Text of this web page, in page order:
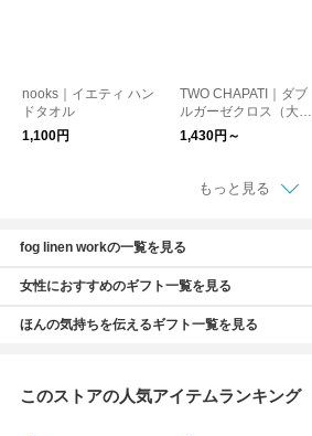
nooks｜イエティ ハン
ドタオル
1,100円
TWO CHAPATI｜ダブ
ルガーゼクロス（大判
ハンカチ）【プレゼン
ト】【バレンタイン】
1,430円～
もっと見る
fog linen workの一覧を見る
女性におすすめのギフト一覧を見る
ほんの気持ちを伝えるギフト一覧を見る
このストアの人気アイテムランキング